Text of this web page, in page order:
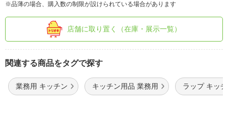
※品薄の場合、購入数の制限が設けられている場合があります
店舗に取り置く（在庫・展示一覧）
関連する商品をタグで探す
業務用 キッチン キッチン用品 業務用 ラップ キッ